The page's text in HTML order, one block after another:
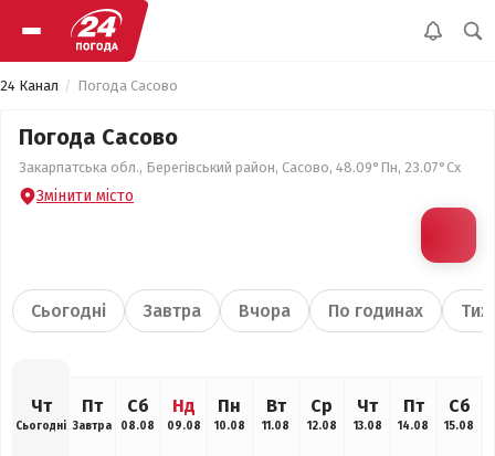
24 Канал Погода Сасово
Погода Сасово
Закарпатська обл., Берегівський район, Сасово, 48.09°Пн, 23.07°Сх
Змінити місто
Сьогодні Завтра Вчора По годинах
Чт
Сьогодні
Пт
Завтра
Сб
08.08
Нд
09.08
Пн
10.08
Вт
11.08
Ср
12.08
Чт
13.08
Пт
14.08
Сб
15.08